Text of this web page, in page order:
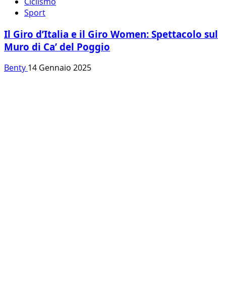
Sport
Il Giro d’Italia e il Giro Women: Spettacolo sul
Muro di Ca’ del Poggio
Benty 14 Gennaio 2025